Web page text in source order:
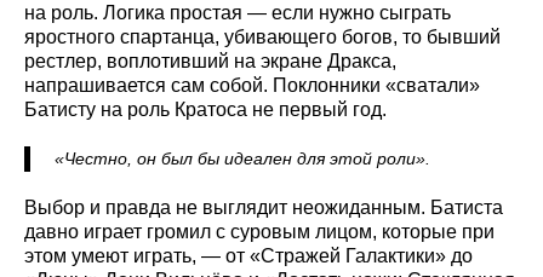
на роль. Логика простая — если нужно сыграть
яростного спартанца, убивающего богов, то бывший
рестлер, воплотивший на экране Дракса,
напрашивается сам собой. Поклонники «сватали»
Батисту на роль Кратоса не первый год.
«Честно, он был бы идеален для этой роли».
Выбор и правда не выглядит неожиданным. Батиста
давно играет громил с суровым лицом, которые при
этом умеют играть, — от «Стражей Галактики» до